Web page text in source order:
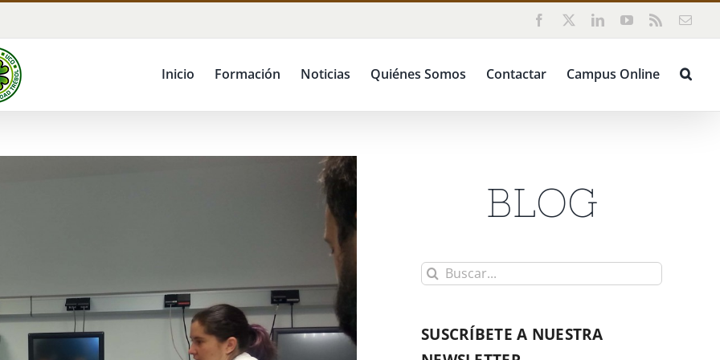
Facebook LinkedInYouTube
Rss
Inicio Formación Noticias Quiénes Somos Contactar Campus Online
BLOG
Buscar:
SUSCRÍBETE A NUESTRA